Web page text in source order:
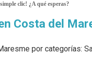
clic! ¿A qué esperas?
Costa del
por categorías: